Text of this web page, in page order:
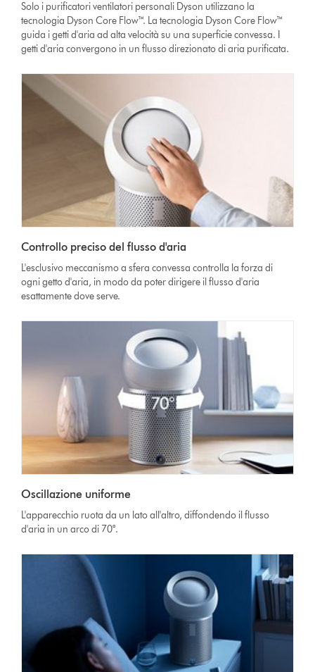
Solo i purificatori ventilatori personali Dyson utilizzano la
tecnologia Dyson Core Flow™. La tecnologia Dyson Core Flow™
guida i getti d'aria ad alta velocità su una superficie convessa. I
getti d'aria convergono in un flusso direzionato di aria purificata.
Controllo preciso del flusso d'aria
L'esclusivo meccanismo a sfera convessa controlla la forza di
ogni getto d'aria, in modo da poter dirigere il flusso d'aria
esattamente dove serve.
Oscillazione uniforme
L'apparecchio ruota da un lato all'altro, diffondendo il flusso
d'aria in un arco di 70°.